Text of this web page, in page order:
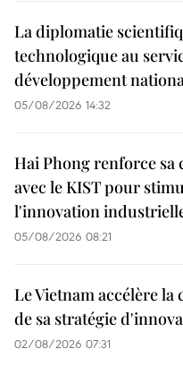
La diplomatie
technologique au
développement
05/08/2026 14:32
Hai Phong renforce sa
avec le KIST pour
l'innovation
05/08/2026 08:21
Le Vietnam accélère
de sa stratégie
02/08/2026 07:31